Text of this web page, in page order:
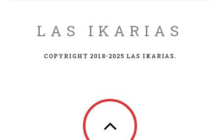
LAS IKARIAS
COPYRIGHT 2018-2025 LAS IKARIAS.